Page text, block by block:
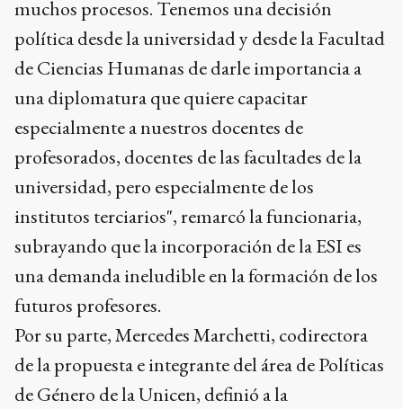
muchos procesos. Tenemos una decisión
política desde la universidad y desde la Facultad
de Ciencias Humanas de darle importancia a
una diplomatura que quiere capacitar
especialmente a nuestros docentes de
profesorados, docentes de las facultades de la
universidad, pero especialmente de los
institutos terciarios", remarcó la funcionaria,
subrayando que la incorporación de la ESI es
una demanda ineludible en la formación de los
futuros profesores.
Por su parte, Mercedes Marchetti, codirectora
de la propuesta e integrante del área de Políticas
de Género de la Unicen, definió a la